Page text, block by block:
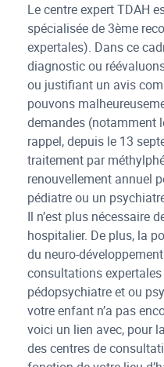
Le centre expert TDAH
spécialisée de 3ème
expertales). Dans ce
diagnostic ou
ou justifiant un avis
pouvons
demandes (notamment
rappel, depuis le 13
traitement par
renouvellement annuel
pédiatre ou un
Il n’est plus nécessaire
hospitalier. De plus, la
du neuro-
consultations
pédopsychiatre et ou
votre enfant n’a pas
voici un lien avec, pour
des centres de